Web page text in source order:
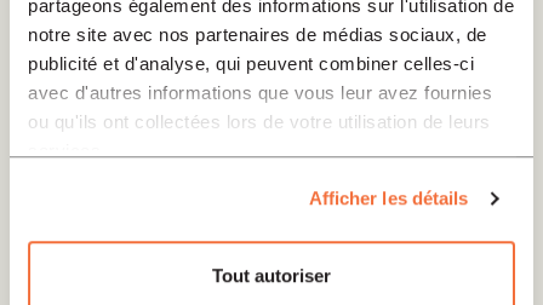
partageons également des informations sur l'utilisation de
notre site avec nos partenaires de médias sociaux, de
publicité et d'analyse, qui peuvent combiner celles-ci
avec d'autres informations que vous leur avez fournies
ou qu'ils ont collectées lors de votre utilisation de leurs
Afficher les détails
Tout autoriser
Espagne; il habite actuellement en Avignon. Outre
son parcours en littérature, il est psycho-
anthropologue des religions, a été président de
l'Association internationale d'études médico-
psychologiques et religieuses (AIEMPR) de 2003 à